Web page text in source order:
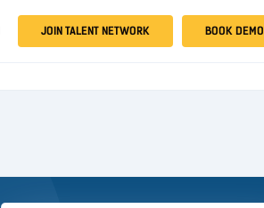
JOIN TALENT NETWORK BOOK DEMO